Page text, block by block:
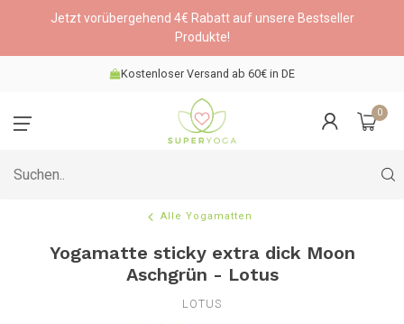
Jetzt vorübergehend 4€ Rabatt auf unsere Bestseller
Produkte!
Kostenloser Versand ab 60€ in DE
0
Alle Yogamatten
Yogamatte sticky extra dick Moon
Aschgrün - Lotus
LOTUS